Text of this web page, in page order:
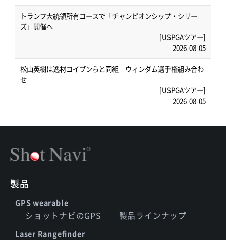
トランプ大統領所有コースで「チャンピオンシップ・シリー
ズ」開催へ
[USPGAツアー]
2026-08-05
松山英樹は逸材コイブンらと同組 ウィンダム選手権組み合わ
せ
[USPGAツアー]
2026-08-05
製品
GPS wearable
ショットナビのGPS 製品ラインナップ
Laser Rangefinder